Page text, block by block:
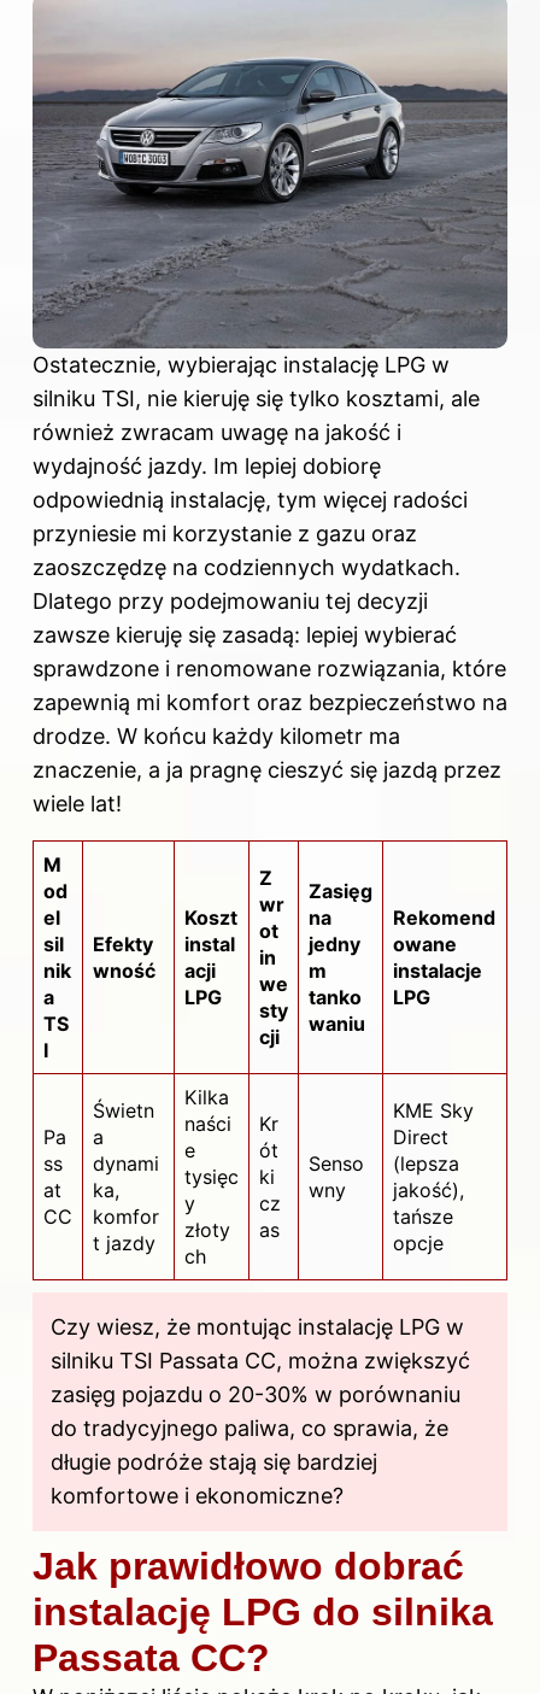
Ostatecznie, wybierając instalację LPG w
silniku TSI, nie kieruję się tylko kosztami, ale
również zwracam uwagę na jakość i
wydajność jazdy. Im lepiej dobiorę
odpowiednią instalację, tym więcej radości
przyniesie mi korzystanie z gazu oraz
zaoszczędzę na codziennych wydatkach.
Dlatego przy podejmowaniu tej decyzji
zawsze kieruję się zasadą: lepiej wybierać
sprawdzone i renomowane rozwiązania, które
zapewnią mi komfort oraz bezpieczeństwo na
drodze. W końcu każdy kilometr ma
znaczenie, a ja pragnę cieszyć się jazdą przez
wiele lat!
M
od
el
sil
nik
a
TS
I
Efekty
wność
Koszt
instal
acji
LPG
Z
wr
ot
in
we
sty
cji
Zasięg
na
jedny
m
tanko
waniu
Rekomend
owane
instalacje
LPG
Pa
ss
at
CC
Świetn
a
dynami
ka,
komfor
t jazdy
Kilka
naści
e
tysięc
y
złoty
ch
Kr
ót
ki
cz
as
Senso
wny
KME Sky
Direct
(lepsza
jakość),
tańsze
opcje
Czy wiesz, że montując instalację LPG w
silniku TSI Passata CC, można zwiększyć
zasięg pojazdu o 20-30% w porównaniu
do tradycyjnego paliwa, co sprawia, że
długie podróże stają się bardziej
komfortowe i ekonomiczne?
Jak prawidłowo dobrać
instalację LPG do silnika
Passata CC?